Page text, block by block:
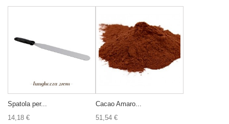
Spatola per...
14,18 €
Cacao Amaro...
51,54 €